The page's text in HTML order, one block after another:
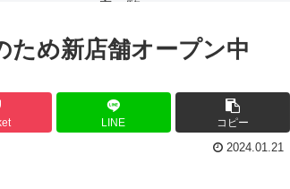
ン店一覧
ため新店舗オープン中
LINE コピー
2024.01.21